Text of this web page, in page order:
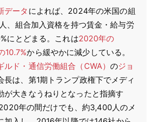
データ によれば、2024年の米国の組
、組合加入資格を持つ賃金・給与労
にとどまる。これは2020年の
10.7%から緩やかに減少している。
ルド・通信労働組合（CWA）のジョ
長は、第1期トランプ政権下でメディ
が大きなうねりとなったと指摘す
年の間だけでも、約3,400人のメ